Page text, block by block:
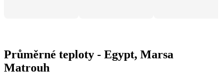
Průměrné teploty - Egypt, Marsa
Matrouh